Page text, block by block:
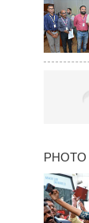
PHOTO